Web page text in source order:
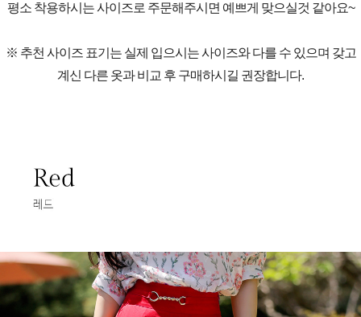
평소 착용하시는 사이즈로 주문해주시면 예쁘게 맞으실것 같아요~
※ 추천 사이즈 표기는 실제 입으시는 사이즈와 다를 수 있으며 갖고
계신 다른 옷과 비교 후 구매하시길 권장합니다.